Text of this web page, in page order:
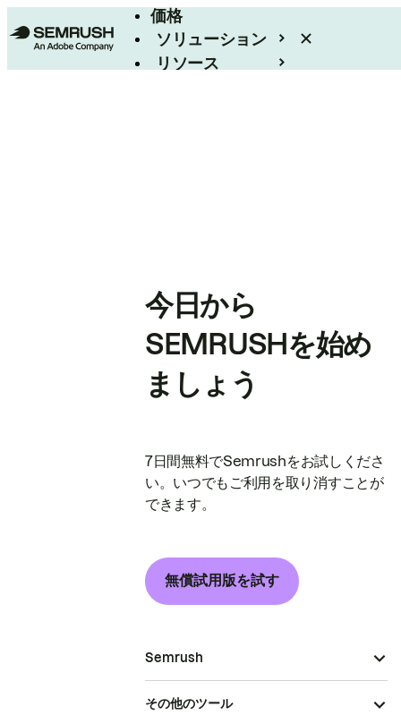
価格
ソリューション
リソース
今日から
SEMRUSHを始め
ましょう
7日間無料でSemrushをお試しくださ
い。いつでもご利用を取り消すことが
できます。
無償試用版を試す
Semrush
その他のツール